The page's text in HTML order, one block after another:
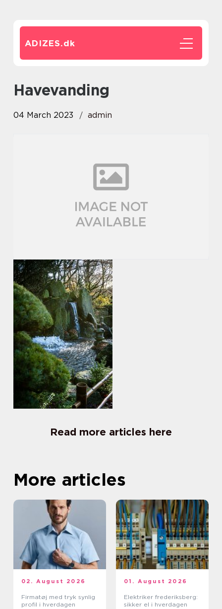
ADIZES.dk
Havevanding
04 March 2023 admin
Read more articles here
More articles
02. August 2026
Firmatøj med tryk synlig
profil i hverdagen
01. August 2026
Elektriker frederiksberg:
sikker el i hverdagen